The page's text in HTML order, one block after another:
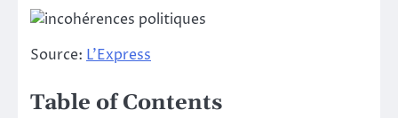
Source: L’Express
Table of Contents